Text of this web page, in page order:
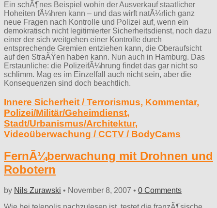
Ein schÃ¶nes Beispiel wohin der Ausverkauf staatlicher
Hoheiten fÃ¼hren kann – und das wirft natÃ¼rlich ganz
neue Fragen nach Kontrolle und Polizei auf, wenn ein
demokratisch nicht legitimierter Sicherheitsdienst, noch dazu
einer der sich weitgehen einer Kontrolle durch
entsprechende Gremien entziehen kann, die Oberaufsicht
auf den StraÃŸen haben kann. Nun auch in Hamburg. Das
Erstaunliche: die PolizeifÃ¼hrung findet das gar nicht so
schlimm. Mag es im Einzelfall auch nicht sein, aber die
Konsequenzen sind doch beachtlich.
Innere Sicherheit / Terrorismus, Kommentar,
Polizei/Militär/Geheimdienst,
Stadt/Urbanismus/Architektur,
Videoüberwachung / CCTV / BodyCams
FernÃ¼berwachung mit Drohnen und
Robotern
by Nils Zurawski • November 8, 2007 • 0 Comments